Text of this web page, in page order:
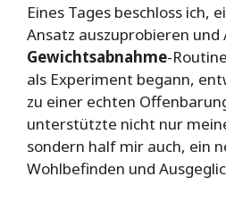
Eines Tages beschloss ich,
Ansatz auszuprobieren
Gewichtsabnahme-
als Experiment begann,
zu einer echten
unterstützte nicht nur
sondern half mir auch, ein
Wohlbefinden und